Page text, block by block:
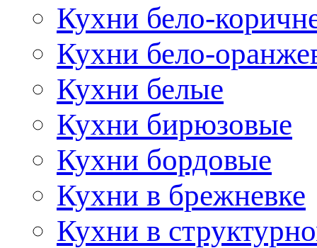
Кухни бело-
Кухни бело-
Кухни белые
Кухни бирюзовые
Кухни бордовые
Кухни в брежневке
Кухни в